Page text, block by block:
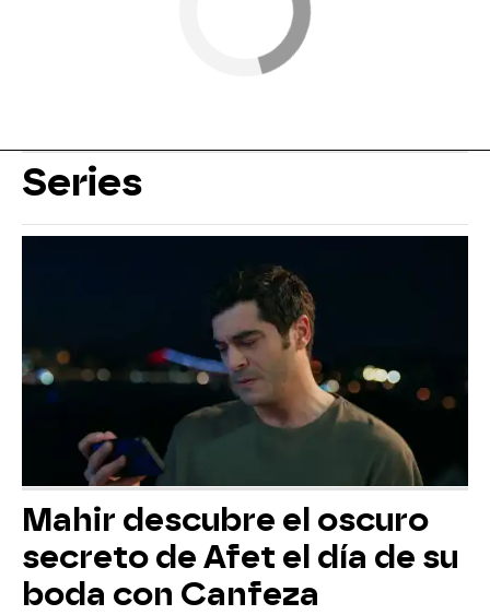
Series
Mahir descubre el oscuro
secreto de Afet el día de su
boda con Canfeza